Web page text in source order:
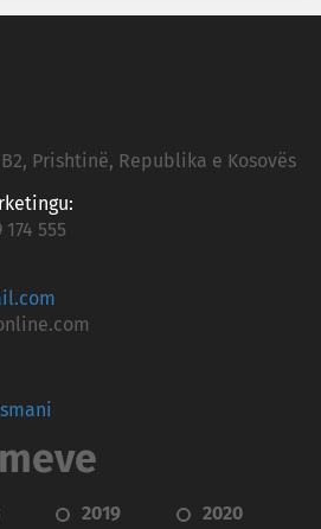
B2, Prishtinë, Republika e Kosovës
174 555
2019
2020